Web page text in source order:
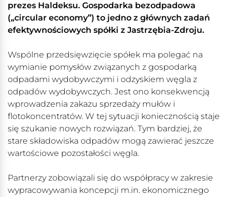
prezes Haldeksu. Gospodarka bezodpadowa
(„circular economy”) to jedno z głównych zadań
efektywnościowych spółki z Jastrzębia-Zdroju.
Wspólne przedsięwzięcie spółek ma polegać na
wymianie pomysłów związanych z gospodarką
odpadami wydobywczymi i odzyskiem węgla z
odpadów wydobywczych. Jest ono konsekwencją
wprowadzenia zakazu sprzedaży mułów i
flotokoncentratów. W tej sytuacji koniecznością staje
się szukanie nowych rozwiązań. Tym bardziej, że
stare składowiska odpadów mogą zawierać jeszcze
wartościowe pozostałości węgla.
Partnerzy zobowiązali się do współpracy w zakresie
wypracowywania koncepcji m.in. ekonomicznego